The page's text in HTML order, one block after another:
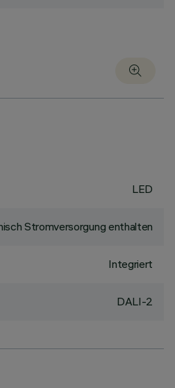
LED
Stromversorgung enthalten
Integriert
DALI-2